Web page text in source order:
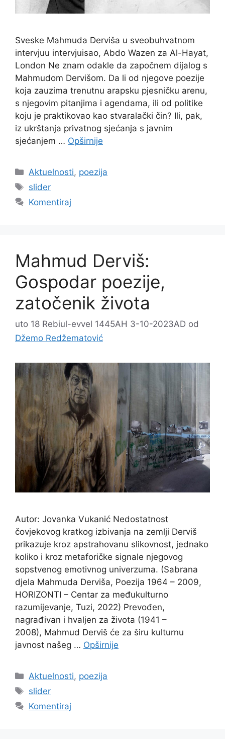
Sveske Mahmuda Derviša u sveobuhvatnom
intervjuu intervjuisao, Abdo Wazen za Al-Hayat,
London Ne znam odakle da započnem dijalog s
Mahmudom Dervišom. Da li od njegove poezije
koja zauzima trenutnu arapsku pjesničku arenu,
s njegovim pitanjima i agendama, ili od politike
koju je praktikovao kao stvaralački čin? Ili, pak,
iz ukrštanja privatnog sjećanja s javnim
sjećanjem … Opširnije
Kategorije
Aktuelnosti, poezija
Oznake
slider
Komentiraj
Mahmud Derviš:
Gospodar poezije,
zatočenik života
uto 18 Rebiul-evvel 1445AH 3-10-2023AD od
Džemo Redžematović
Autor: Jovanka Vukanić Nedostatnost
čovjekovog kratkog izbivanja na zemlji Derviš
prikazuje kroz apstrahovanu slikovnost, jednako
koliko i kroz metaforičke signale njegovog
sopstvenog emotivnog univerzuma. (Sabrana
djela Mahmuda Derviša, Poezija 1964 – 2009,
HORIZONTI – Centar za međukulturno
razumijevanje, Tuzi, 2022) Prevođen,
nagrađivan i hvaljen za života (1941 –
2008), Mahmud Derviš će za širu kulturnu
javnost našeg … Opširnije
Kategorije
Aktuelnosti, poezija
Oznake
slider
Komentiraj